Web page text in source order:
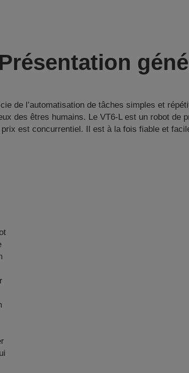
de l’automatisation de tâches simples et
des êtres humains. Le VT6-L est un robot de
est concurrentiel. Il est à la fois fiable et